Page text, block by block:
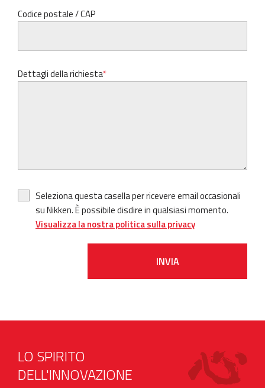
Codice postale / CAP
Dettagli della richiesta
Seleziona questa casella per ricevere email occasionali
su Nikken. È possibile disdire in qualsiasi momento.
Visualizza la nostra politica sulla privacy
INVIA
LO SPIRITO
DELL'INNOVAZIONE